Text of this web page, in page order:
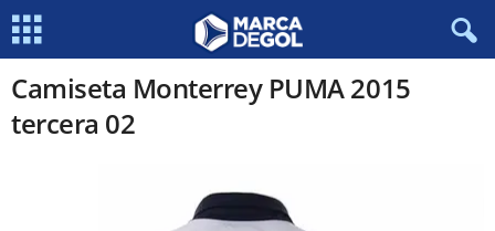
Camiseta Monterrey PUMA 2015
tercera 02